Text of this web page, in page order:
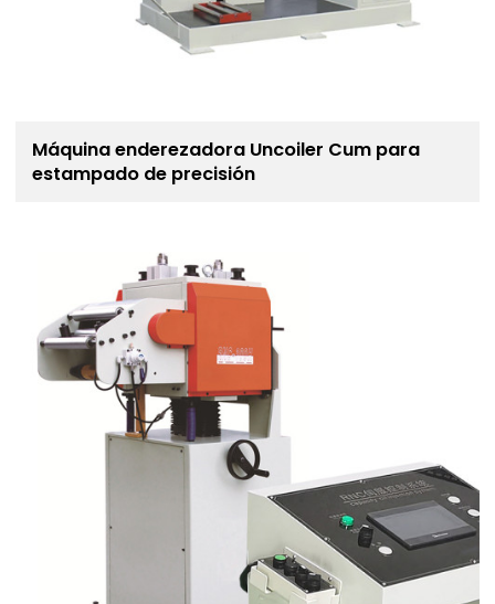
Máquina enderezadora Uncoiler Cum para
estampado de precisión